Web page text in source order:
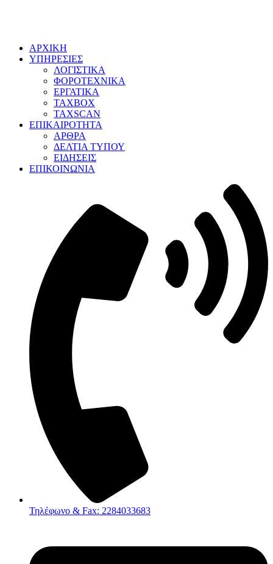
ΑΡΧΙΚΗ
ΥΠΗΡΕΣΙΕΣ
ΛΟΓΙΣΤΙΚΑ
ΦΟΡΟΤΕΧΝΙΚΑ
ΕΡΓΑΤΙΚΑ
TAXBOX
TAXSCAN
ΕΠΙΚΑΙΡΟΤΗΤΑ
ΑΡΘΡΑ
ΔΕΛΤΙΑ ΤΥΠΟΥ
ΕΙΔΗΣΕΙΣ
ΕΠΙΚΟΙΝΩΝΙΑ
Τηλέφωνο & Fax: 2284033683